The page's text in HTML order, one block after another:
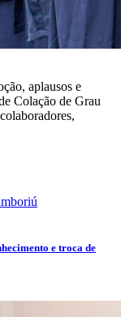
aplausos e
Colação de Grau
e troca de